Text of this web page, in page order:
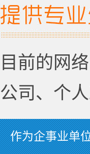
目前的网
公司、个
作为企事业单